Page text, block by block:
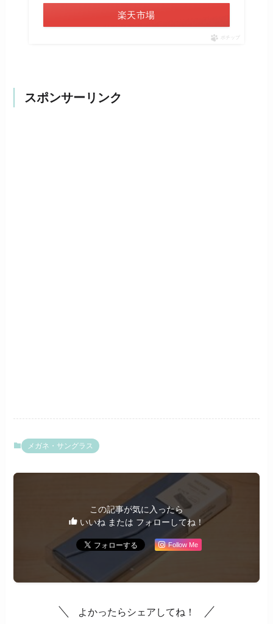
楽天市場
ポチップ
スポンサーリンク
メガネ・サングラス
この記事が気に入ったら
いいね または フォローしてね！
Follow Me
よかったらシェアしてね！